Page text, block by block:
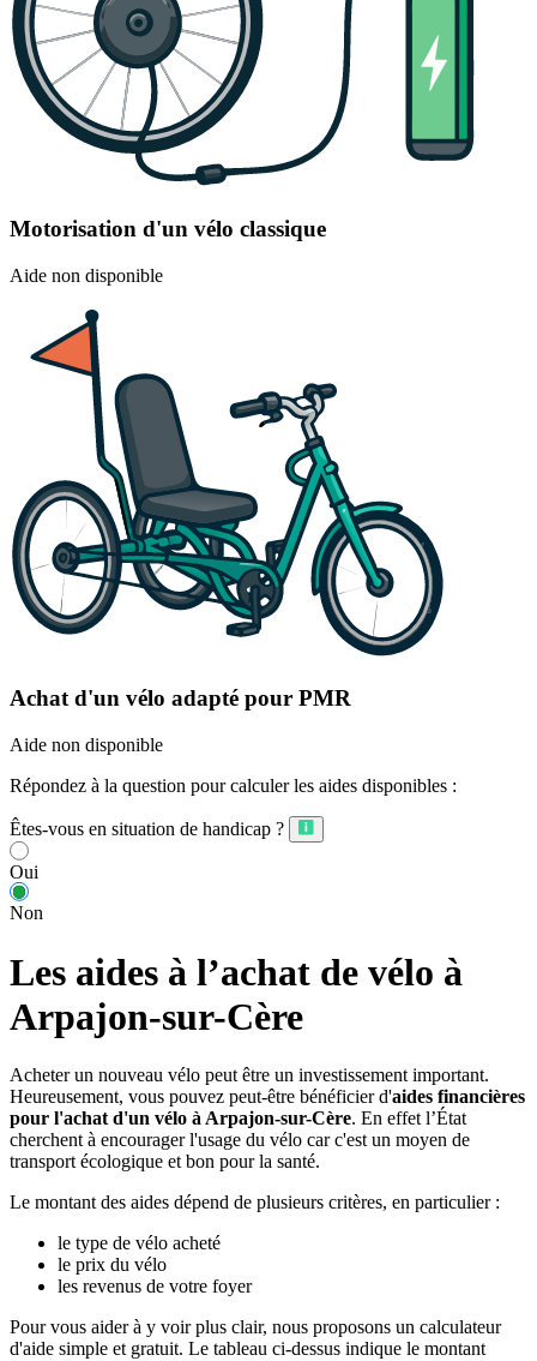
Motorisation d'un vélo classique
Aide non disponible
Achat d'un vélo adapté pour PMR
Aide non disponible
Répondez à la question pour calculer les aides disponibles :
Êtes-vous en situation de handicap ?
Oui
Non
Les aides à l’achat de vélo à
Arpajon-sur-Cère
Acheter un nouveau vélo peut être un investissement important.
Heureusement, vous pouvez peut-être bénéficier d'aides financières
pour l'achat d'un vélo à Arpajon-sur-Cère. En effet l’État
cherchent à encourager l'usage du vélo car c'est un moyen de
transport écologique et bon pour la santé.
Le montant des aides dépend de plusieurs critères, en particulier :
le type de vélo acheté
le prix du vélo
les revenus de votre foyer
Pour vous aider à y voir plus clair, nous proposons un calculateur
d'aide simple et gratuit. Le tableau ci-dessus indique le montant